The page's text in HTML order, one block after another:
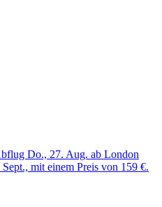
Do., 27. Aug. ab London
mit einem Preis von 159 €.